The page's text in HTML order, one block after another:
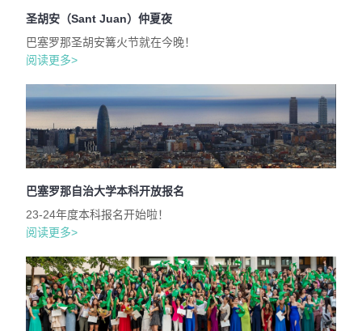
圣胡安（Sant Juan）仲夏夜
巴塞罗那圣胡安篝火节就在今晚！
阅读更多>
巴塞罗那自治大学本科开放报名
23-24年度本科报名开始啦！
阅读更多>